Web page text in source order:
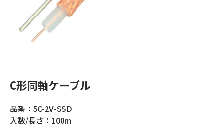
C形同軸ケーブル
品番：5C-2V-SSD
入数/長さ：100m